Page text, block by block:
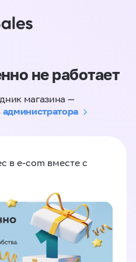
не работает
магазина —
администратора
в e-com вместе с